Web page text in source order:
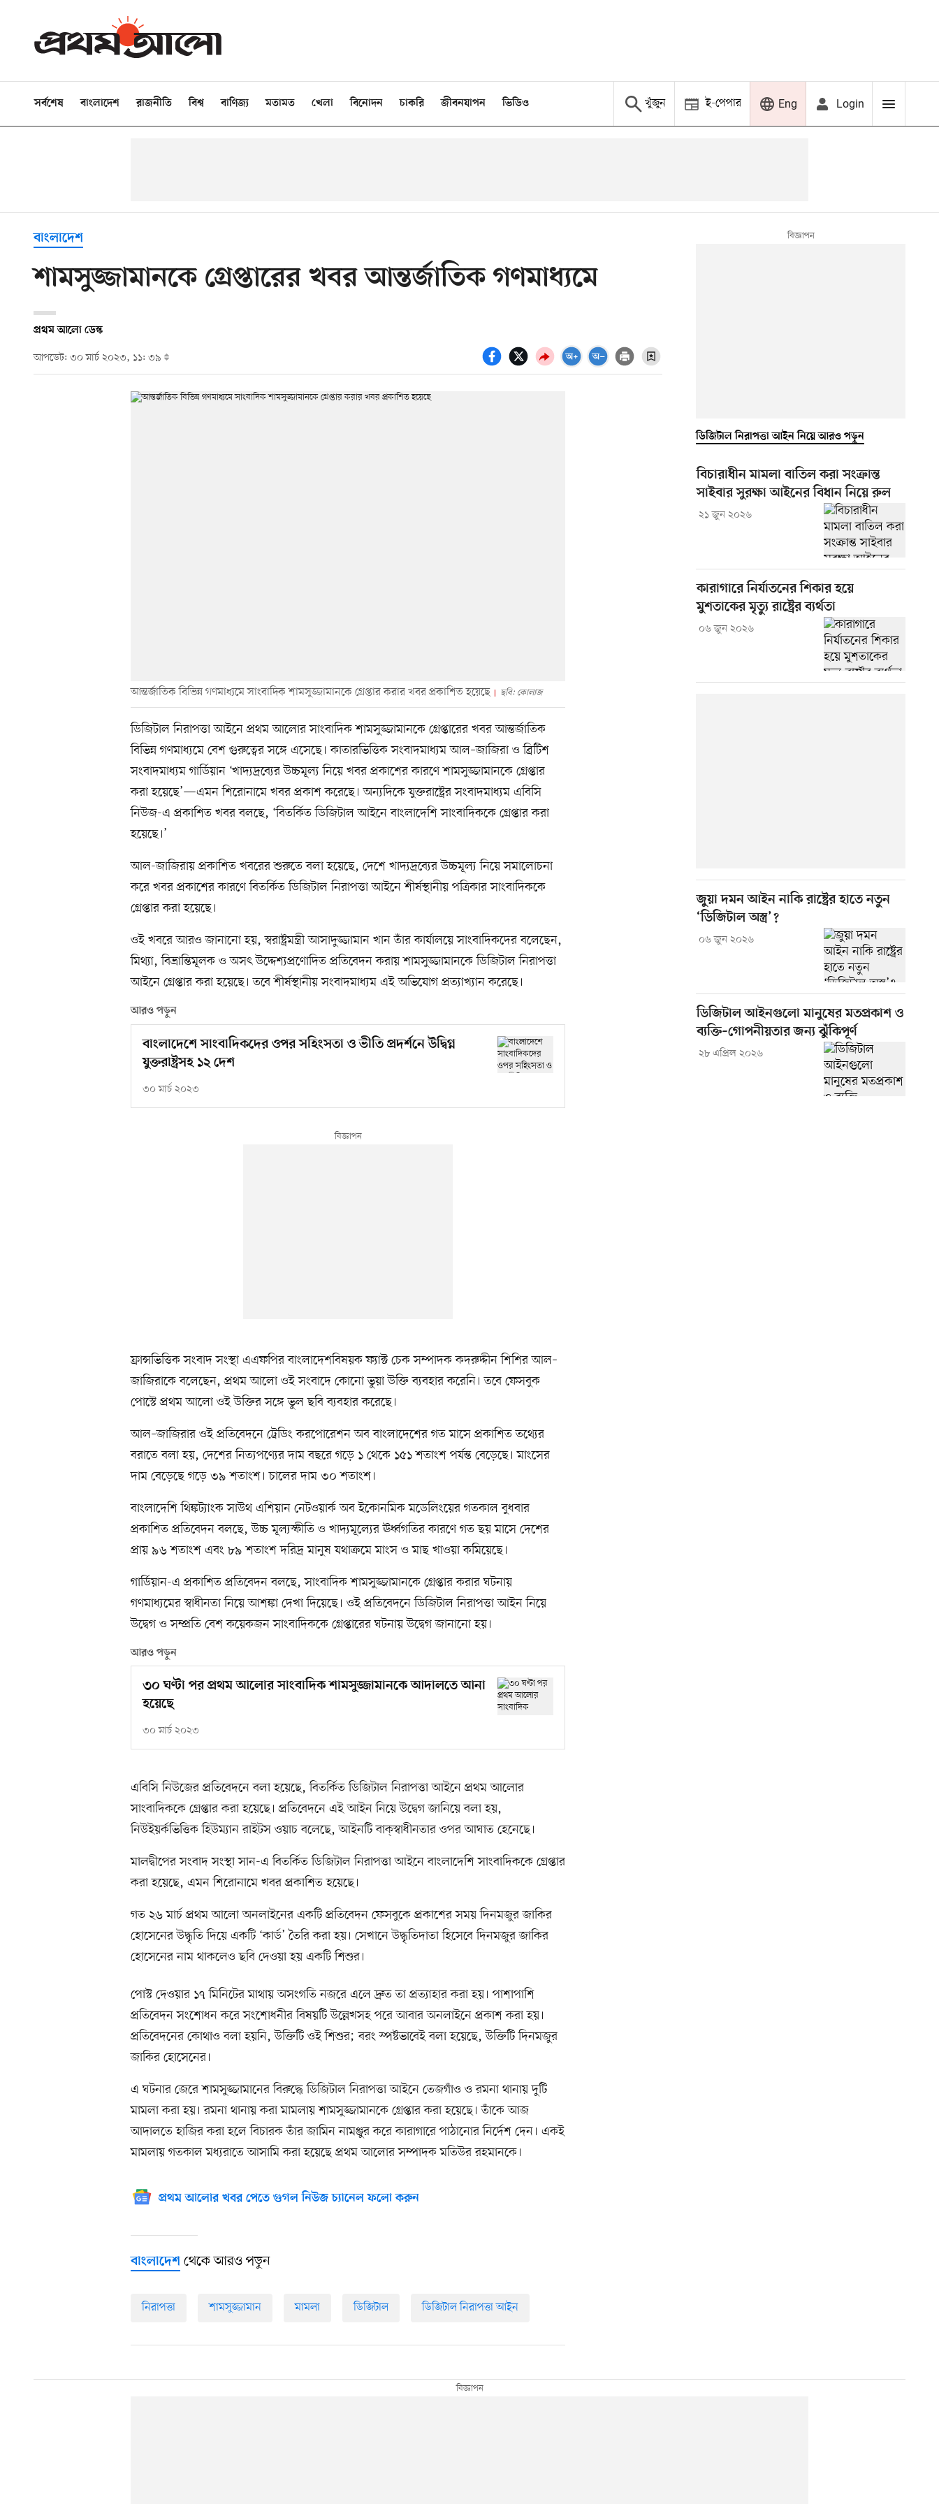
সর্বশেষ বাংলাদেশ রাজনীতি বিশ্ব বাণিজ্য মতামত খেলা বিনোদন চাকরি জীবনযাপন ভিডিও খুঁজুন ই-পেপার Eng Login
বাংলাদেশ
শামসুজ্জামানকে গ্রেপ্তারের খবর আন্তর্জাতিক গণমাধ্যমে
প্রথম আলো ডেস্ক
আপডেট: ৩০ মার্চ ২০২৩, ১১: ৩৯
আন্তর্জাতিক বিভিন্ন গণমাধ্যমে সাংবাদিক শামসুজ্জামানকে গ্রেপ্তার করার খবর প্রকাশিত হয়েছে ছবি: কোলাজ
ডিজিটাল নিরাপত্তা আইনে প্রথম আলোর সাংবাদিক শামসুজ্জামানকে গ্রেপ্তারের খবর আন্তর্জাতিক
বিভিন্ন গণমাধ্যমে বেশ গুরুত্বের সঙ্গে এসেছে। কাতারভিত্তিক সংবাদমাধ্যম আল–জাজিরা ও ব্রিটিশ
সংবাদমাধ্যম গার্ডিয়ান ‘খাদ্যদ্রব্যের উচ্চমূল্য নিয়ে খবর প্রকাশের কারণে শামসুজ্জামানকে গ্রেপ্তার
করা হয়েছে’—এমন শিরোনামে খবর প্রকাশ করেছে। অন্যদিকে যুক্তরাষ্ট্রের সংবাদমাধ্যম এবিসি
নিউজ-এ প্রকাশিত খবর বলছে, ‘বিতর্কিত ডিজিটাল আইনে বাংলাদেশি সাংবাদিককে গ্রেপ্তার করা
হয়েছে।’
আল-জাজিরায় প্রকাশিত খবরের শুরুতে বলা হয়েছে, দেশে খাদ্যদ্রব্যের উচ্চমূল্য নিয়ে সমালোচনা
করে খবর প্রকাশের কারণে বিতর্কিত ডিজিটাল নিরাপত্তা আইনে শীর্ষস্থানীয় পত্রিকার সাংবাদিককে
গ্রেপ্তার করা হয়েছে।
ওই খবরে আরও জানানো হয়, স্বরাষ্ট্রমন্ত্রী আসাদুজ্জামান খান তাঁর কার্যালয়ে সাংবাদিকদের বলেছেন,
মিথ্যা, বিভ্রান্তিমূলক ও অসৎ উদ্দেশ্যপ্রণোদিত প্রতিবেদন করায় শামসুজ্জামানকে ডিজিটাল নিরাপত্তা
আইনে গ্রেপ্তার করা হয়েছে। তবে শীর্ষস্থানীয় সংবাদমাধ্যম এই অভিযোগ প্রত্যাখ্যান করেছে।
আরও পড়ুন
বাংলাদেশে সাংবাদিকদের ওপর সহিংসতা ও ভীতি প্রদর্শনে উদ্বিগ্ন
যুক্তরাষ্ট্রসহ ১২ দেশ
৩০ মার্চ ২০২৩
ফ্রান্সভিত্তিক সংবাদ সংস্থা এএফপির বাংলাদেশবিষয়ক ফ্যাক্ট চেক সম্পাদক কদরুদ্দীন শিশির আল–
জাজিরাকে বলেছেন, প্রথম আলো ওই সংবাদে কোনো ভুয়া উক্তি ব্যবহার করেনি। তবে ফেসবুক
পোস্টে প্রথম আলো ওই উক্তির সঙ্গে ভুল ছবি ব্যবহার করেছে।
আল–জাজিরার ওই প্রতিবেদনে ট্রেডিং করপোরেশন অব বাংলাদেশের গত মাসে প্রকাশিত তথ্যের
বরাতে বলা হয়, দেশের নিত্যপণ্যের দাম বছরে গড়ে ১ থেকে ১৫১ শতাংশ পর্যন্ত বেড়েছে। মাংসের
দাম বেড়েছে গড়ে ৩৯ শতাংশ। চালের দাম ৩০ শতাংশ।
বাংলাদেশি থিঙ্কট্যাংক সাউথ এশিয়ান নেটওয়ার্ক অব ইকোনমিক মডেলিংয়ের গতকাল বুধবার
প্রকাশিত প্রতিবেদন বলছে, উচ্চ মূল্যস্ফীতি ও খাদ্যমূল্যের ঊর্ধ্বগতির কারণে গত ছয় মাসে দেশের
প্রায় ৯৬ শতাংশ এবং ৮৯ শতাংশ দরিদ্র মানুষ যথাক্রমে মাংস ও মাছ খাওয়া কমিয়েছে।
গার্ডিয়ান-এ প্রকাশিত প্রতিবেদন বলছে, সাংবাদিক শামসুজ্জামানকে গ্রেপ্তার করার ঘটনায়
গণমাধ্যমের স্বাধীনতা নিয়ে আশঙ্কা দেখা দিয়েছে। ওই প্রতিবেদনে ডিজিটাল নিরাপত্তা আইন নিয়ে
উদ্বেগ ও সম্প্রতি বেশ কয়েকজন সাংবাদিককে গ্রেপ্তারের ঘটনায় উদ্বেগ জানানো হয়।
আরও পড়ুন
৩০ ঘণ্টা পর প্রথম আলোর সাংবাদিক শামসুজ্জামানকে আদালতে আনা
হয়েছে
৩০ মার্চ ২০২৩
এবিসি নিউজের প্রতিবেদনে বলা হয়েছে, বিতর্কিত ডিজিটাল নিরাপত্তা আইনে প্রথম আলোর
সাংবাদিককে গ্রেপ্তার করা হয়েছে। প্রতিবেদনে এই আইন নিয়ে উদ্বেগ জানিয়ে বলা হয়,
নিউইয়র্কভিত্তিক হিউম্যান রাইটস ওয়াচ বলেছে, আইনটি বাক্‌স্বাধীনতার ওপর আঘাত হেনেছে।
মালদ্বীপের সংবাদ সংস্থা সান-এ বিতর্কিত ডিজিটাল নিরাপত্তা আইনে বাংলাদেশি সাংবাদিককে গ্রেপ্তার
করা হয়েছে, এমন শিরোনামে খবর প্রকাশিত হয়েছে।
গত ২৬ মার্চ প্রথম আলো অনলাইনের একটি প্রতিবেদন ফেসবুকে প্রকাশের সময় দিনমজুর জাকির
হোসেনের উদ্ধৃতি দিয়ে একটি ‘কার্ড’ তৈরি করা হয়। সেখানে উদ্ধৃতিদাতা হিসেবে দিনমজুর জাকির
হোসেনের নাম থাকলেও ছবি দেওয়া হয় একটি শিশুর।
পোস্ট দেওয়ার ১৭ মিনিটের মাথায় অসংগতি নজরে এলে দ্রুত তা প্রত্যাহার করা হয়। পাশাপাশি
প্রতিবেদন সংশোধন করে সংশোধনীর বিষয়টি উল্লেখসহ পরে আবার অনলাইনে প্রকাশ করা হয়।
প্রতিবেদনের কোথাও বলা হয়নি, উক্তিটি ওই শিশুর; বরং স্পষ্টভাবেই বলা হয়েছে, উক্তিটি দিনমজুর
জাকির হোসেনের।
এ ঘটনার জেরে শামসুজ্জামানের বিরুদ্ধে ডিজিটাল নিরাপত্তা আইনে তেজগাঁও ও রমনা থানায় দুটি
মামলা করা হয়। রমনা থানায় করা মামলায় শামসুজ্জামানকে গ্রেপ্তার করা হয়েছে। তাঁকে আজ
আদালতে হাজির করা হলে বিচারক তাঁর জামিন নামঞ্জুর করে কারাগারে পাঠানোর নির্দেশ দেন। একই
মামলায় গতকাল মধ্যরাতে আসামি করা হয়েছে প্রথম আলোর সম্পাদক মতিউর রহমানকে।
প্রথম আলোর খবর পেতে গুগল নিউজ চ্যানেল ফলো করুন
বাংলাদেশ থেকে আরও পড়ুন
নিরাপত্তা শামসুজ্জামান মামলা ডিজিটাল ডিজিটাল নিরাপত্তা আইন
ডিজিটাল নিরাপত্তা আইন নিয়ে আরও পড়ুন
বিচারাধীন মামলা বাতিল করা সংক্রান্ত
সাইবার সুরক্ষা আইনের বিধান নিয়ে রুল
২১ জুন ২০২৬
কারাগারে নির্যাতনের শিকার হয়ে
মুশতাকের মৃত্যু রাষ্ট্রের ব্যর্থতা
০৬ জুন ২০২৬
জুয়া দমন আইন নাকি রাষ্ট্রের হাতে নতুন
‘ডিজিটাল অস্ত্র’?
০৬ জুন ২০২৬
ডিজিটাল আইনগুলো মানুষের মতপ্রকাশ ও
ব্যক্তি–গোপনীয়তার জন্য ঝুঁকিপূর্ণ
২৮ এপ্রিল ২০২৬